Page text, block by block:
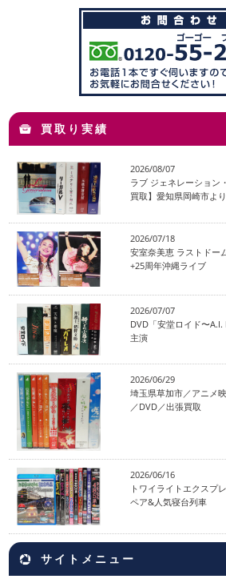
買取り実績
2026/08/07
ラブ ジェネレーション
買取】愛知県岡崎市より
2026/07/18
安室奈美恵 ラストドー
+25周年沖縄ライブ
2026/07/07
DVD「安堂ロイド〜
主演
2026/06/29
埼玉県草加市／アニメ
／DVD／出張買取
2026/06/16
トワイライトエクスプ
ペア&人気寝台列車
サイトメニュー